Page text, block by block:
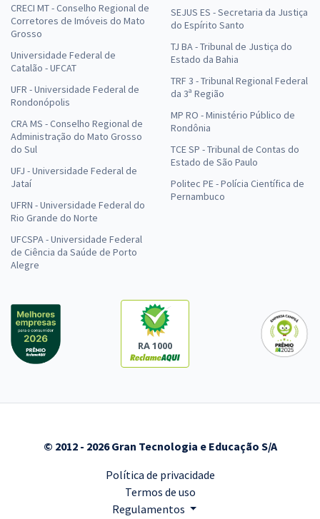
CRECI MT - Conselho Regional de
Corretores de Imóveis do Mato
Grosso
Universidade Federal de
Catalão - UFCAT
UFR - Universidade Federal de
Rondonópolis
CRA MS - Conselho Regional de
Administração do Mato Grosso
do Sul
UFJ - Universidade Federal de
Jataí
UFRN - Universidade Federal do
Rio Grande do Norte
UFCSPA - Universidade Federal
de Ciência da Saúde de Porto
Alegre
SEJUS ES - Secretaria da Justiça
do Espírito Santo
TJ BA - Tribunal de Justiça do
Estado da Bahia
TRF 3 - Tribunal Regional Federal
da 3ª Região
MP RO - Ministério Público de
Rondônia
TCE SP - Tribunal de Contas do
Estado de São Paulo
Politec PE - Polícia Científica de
Pernambuco
RA 1000
© 2012 - 2026 Gran Tecnologia e Educação S/A
Política de privacidade
Termos de uso
Regulamentos